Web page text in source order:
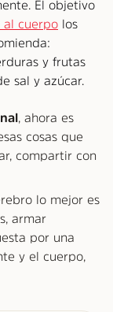
El objetivo
al cuerpo los
y frutas
sal y azúcar.
, ahora es
cosas que
compartir con
lo mejor es
armar
por una
y el cuerpo,